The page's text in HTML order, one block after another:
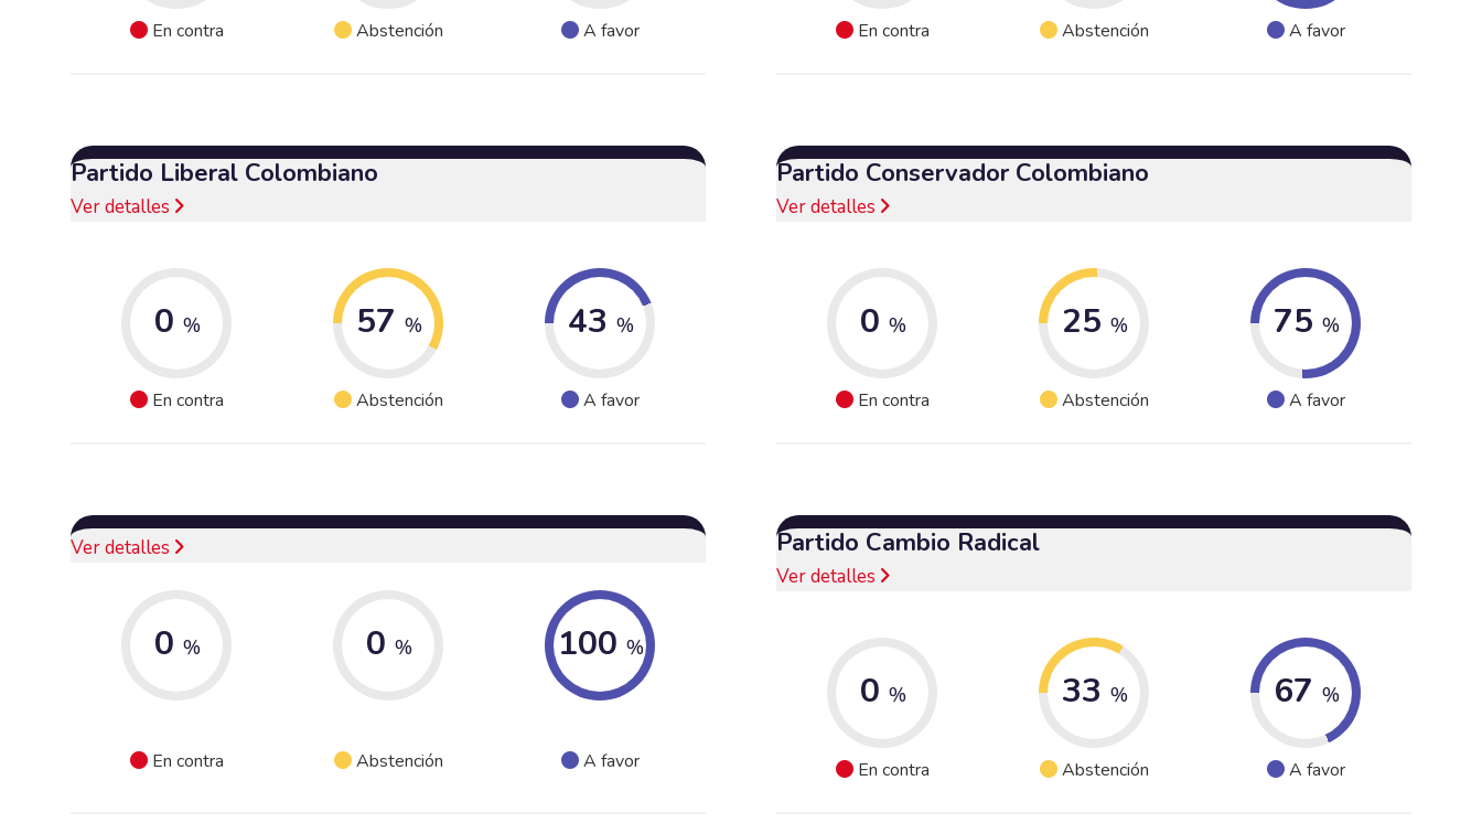
En contra Abstención A favor En contra Abstención A favor
Partido Liberal Colombiano
Ver detalles
0 %
En contra
57 %
Abstención
43 %
A favor
Partido Conservador Colombiano
Ver detalles
0 %
En contra
25 %
Abstención
75 %
A favor
Ver detalles
0 %
En contra
0 %
Abstención
100 %
A favor
Partido Cambio Radical
Ver detalles
0 %
En contra
33 %
Abstención
67 %
A favor